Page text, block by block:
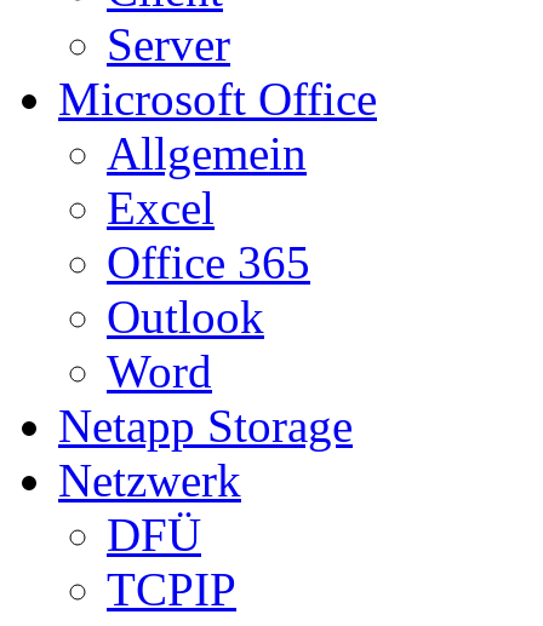
Server
Microsoft Office
Allgemein
Excel
Office 365
Outlook
Word
Netapp Storage
Netzwerk
DFÜ
TCPIP